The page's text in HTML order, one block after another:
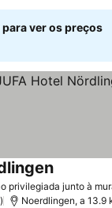
ver os preços
privilegiada junto à
Noerdlingen, a 13.9